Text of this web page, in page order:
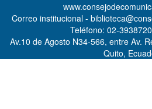
Correo institucional -
Teléfono: 02-
Av.10 de Agosto N34-566, entre Av.
Quito,